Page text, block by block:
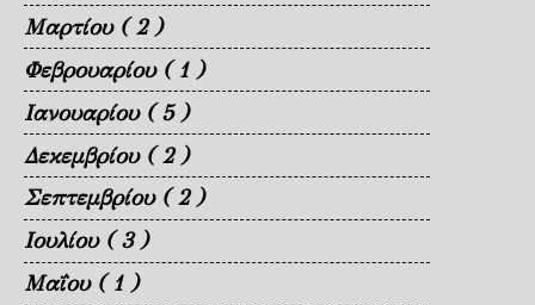
Μαρτίου ( 2 )
Φεβρουαρίου ( 1 )
Ιανουαρίου ( 5 )
Δεκεμβρίου ( 2 )
Σεπτεμβρίου ( 2 )
Ιουλίου ( 3 )
Μαΐου ( 1 )